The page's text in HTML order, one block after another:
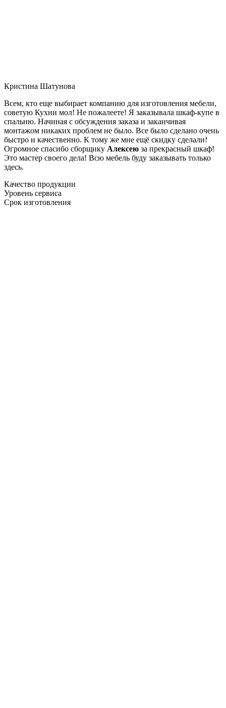
Кристина Шатунова
Всем, кто еще выбирает компанию для изготовления мебели,
советую Кухни мол! Не пожалеете! Я заказывала шкаф-купе в
спальню. Начиная с обсуждения заказа и заканчивая
монтажом никаких проблем не было. Все было сделано очень
быстро и качественно. К тому же мне ещё скидку сделали!
Огромное спасибо сборщику Алексею за прекрасный шкаф!
Это мастер своего дела! Всю мебель буду заказывать только
здесь.
Качество продукции
Уровень сервиса
Срок изготовления